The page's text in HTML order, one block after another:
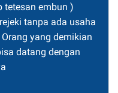
tetesan embun )
tanpa ada usaha
yang demikian
datang dengan